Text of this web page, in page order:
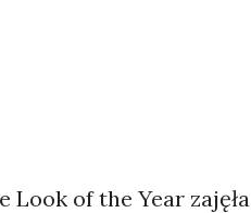
of the Year zajęła